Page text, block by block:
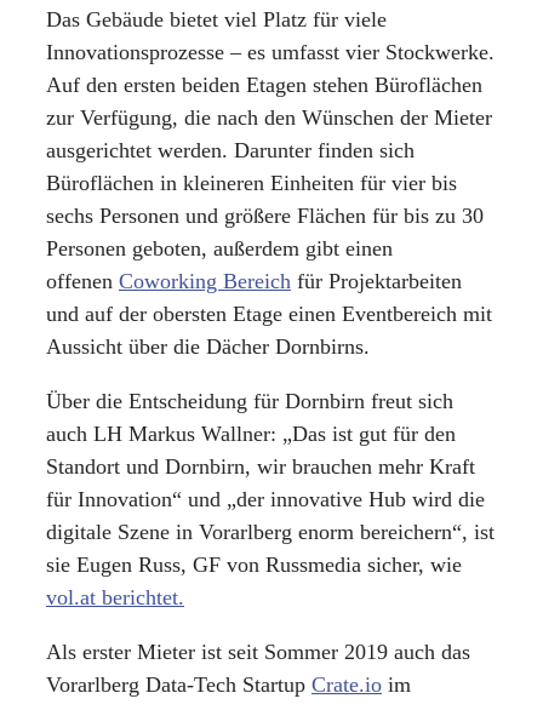
Das Gebäude bietet viel Platz für viele
Innovationsprozesse – es umfasst vier Stockwerke.
Auf den ersten beiden Etagen stehen Büroflächen
zur Verfügung, die nach den Wünschen der Mieter
ausgerichtet werden. Darunter finden sich
Büroflächen in kleineren Einheiten für vier bis
sechs Personen und größere Flächen für bis zu 30
Personen geboten, außerdem gibt einen
offenen Coworking Bereich für Projektarbeiten
und auf der obersten Etage einen Eventbereich mit
Aussicht über die Dächer Dornbirns.
Über die Entscheidung für Dornbirn freut sich
auch LH Markus Wallner: „Das ist gut für den
Standort und Dornbirn, wir brauchen mehr Kraft
für Innovation“ und „der innovative Hub wird die
digitale Szene in Vorarlberg enorm bereichern“, ist
sie Eugen Russ, GF von Russmedia sicher, wie
vol.at berichtet.
Als erster Mieter ist seit Sommer 2019 auch das
Vorarlberg Data-Tech Startup Crate.io im